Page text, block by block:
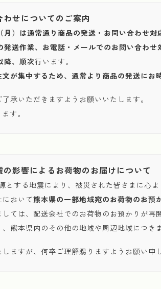
せについてのご案内
月）は通常通り商品の発送・お問い合わせ対
送作業、お電話・メールでのお問い合わせ
降、順次行います。
が集中するため、通常より商品の発送にお
承いただきますようお願いいたします。
す。
影響によるお荷物のお届けについて
とする地震により、被災された皆さまに心よ
おいて熊本県の一部地域宛のお荷物のお預
ては、配送会社でのお荷物のお預かりが再
熊本県内のその他の地域や周辺地域につ
ますが、何卒ご理解賜りますようお願い申